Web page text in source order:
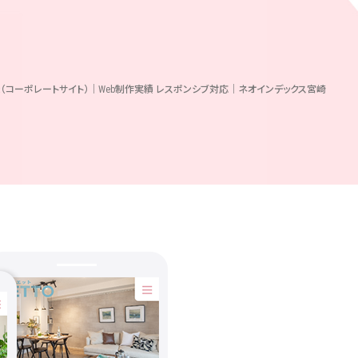
コーポレートサイト）｜Web制作実績 レスポンシブ対応｜ネオインデックス宮崎